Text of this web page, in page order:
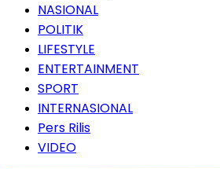
NASIONAL
POLITIK
LIFESTYLE
ENTERTAINMENT
SPORT
INTERNASIONAL
Pers Rilis
VIDEO